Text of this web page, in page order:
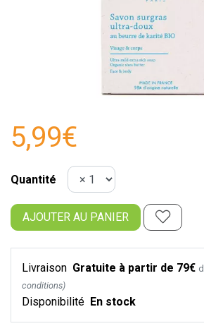
5,99€
Quantité
AJOUTER AU PANIER
Livraison Gratuite à partir de 79€
conditions)
Disponibilité En stock